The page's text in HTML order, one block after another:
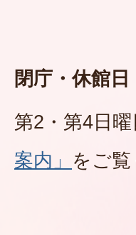
閉庁・休館日
第2・第4日
案内」 をご覧